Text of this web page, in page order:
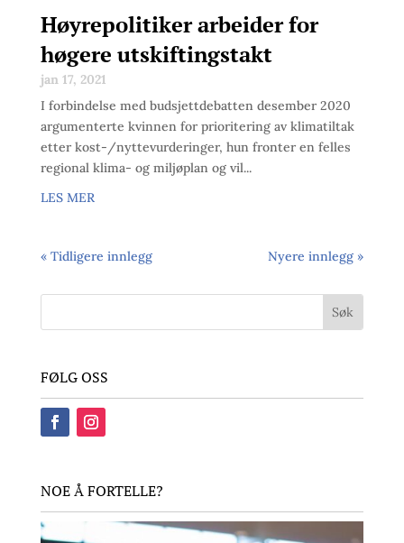
Høyrepolitiker arbeider for
høgere utskiftingstakt
jan 17, 2021
I forbindelse med budsjettdebatten desember 2020
argumenterte kvinnen for prioritering av klimatiltak
etter kost-/nyttevurderinger, hun fronter en felles
regional klima- og miljøplan og vil...
LES MER
« Tidligere innlegg Nyere innlegg »
FØLG OSS
NOE Å FORTELLE?